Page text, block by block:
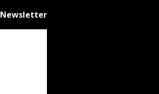
Newsletter